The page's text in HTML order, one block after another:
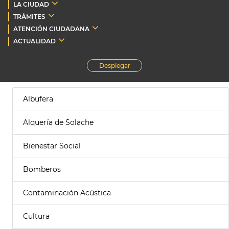
LA CIUDAD
TRÁMITES
ATENCIÓN CIUDADANA
ACTUALIDAD
Desplegar
Albufera
Alquería de Solache
Bienestar Social
Bomberos
Contaminación Acústica
Cultura